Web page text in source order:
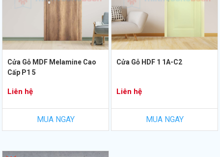
Cửa Gỗ MDF Melamine Cao
Cấp P1 5
Liên hệ
MUA NGAY
Cửa Gỗ HDF 1 1A-C2
Liên hệ
MUA NGAY